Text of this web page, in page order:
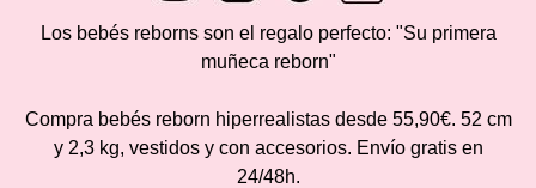
Los bebés reborns son el regalo perfecto: "Su primera
muñeca reborn"
Compra bebés reborn hiperrealistas desde 55,90€. 52 cm
y 2,3 kg, vestidos y con accesorios. Envío gratis en
24/48h.